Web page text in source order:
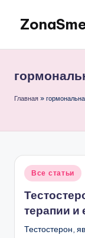
Перейти
содержимому
питание
Главная »
Опубликовано
Все статьи
терапии и
Тестостерон,